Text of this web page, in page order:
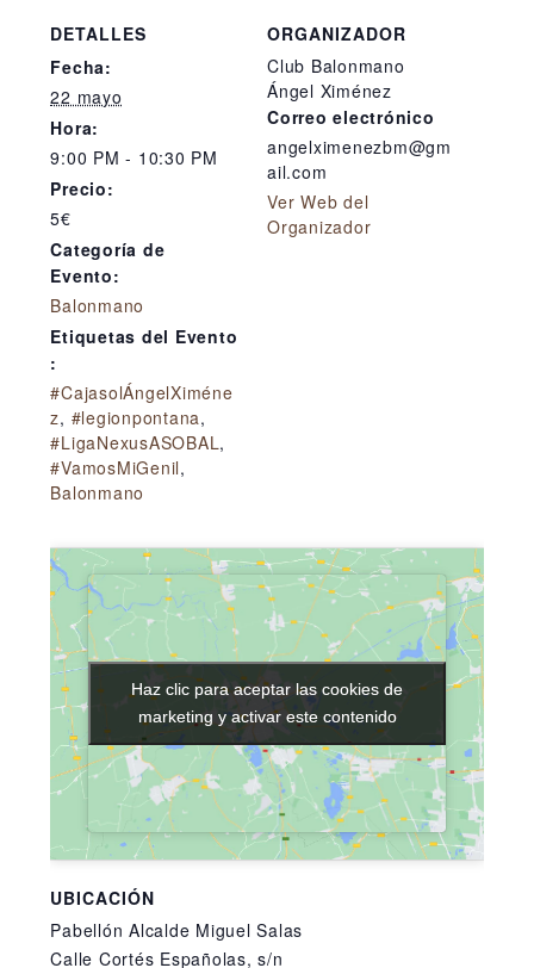
DETALLES
Fecha:
22 mayo
Hora:
9:00 PM - 10:30 PM
Precio:
5€
Categoría de
Evento:
Balonmano
Etiquetas del Evento
:
#CajasolÁngelXiméne
z, #legionpontana,
#LigaNexusASOBAL,
#VamosMiGenil,
Balonmano
ORGANIZADOR
Club Balonmano
Ángel Ximénez
Correo electrónico
angelximenezbm@gm
ail.com
Ver Web del
Organizador
UBICACIÓN
Pabellón Alcalde Miguel Salas
Calle Cortés Españolas, s/n
Haz clic para aceptar las cookies de
marketing y activar este contenido
Haz clic para aceptar las cookies de
marketing y activar este contenido